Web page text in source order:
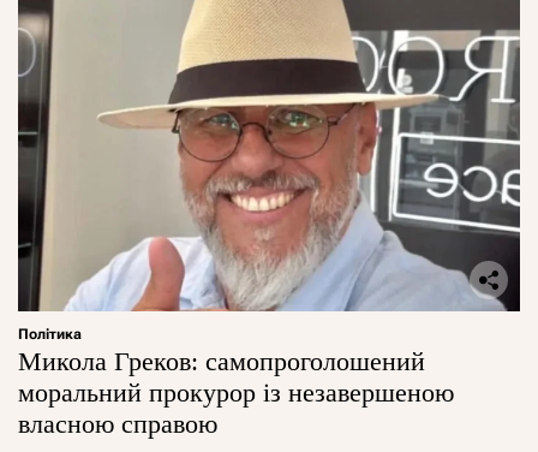
Політика
Микола Греков: самопроголошений
моральний прокурор із незавершеною
власною справою